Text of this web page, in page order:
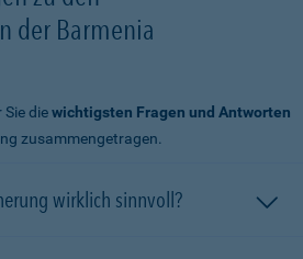
der Barmenia
diewichtigsten Fragen und Antworten
zusammengetragen.
wirklich sinnvoll?